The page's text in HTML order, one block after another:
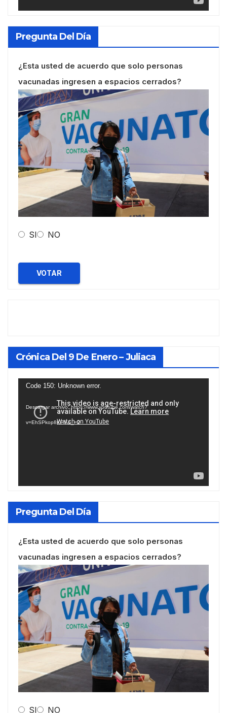
Pregunta Del Día
¿Esta usted de acuerdo que solo personas
vacunadas ingresen a espacios cerrados?
SI NO
VOTAR
Crónica Del 9 De Enero – Juliaca
Reproductor
vídeo
Code 150: Unknown error.
Descargar archivo: https://www.youtube.com/watch?
v=EhSPkop8KPY&_=2
Pregunta Del Día
¿Esta usted de acuerdo que solo personas
vacunadas ingresen a espacios cerrados?
SI NO